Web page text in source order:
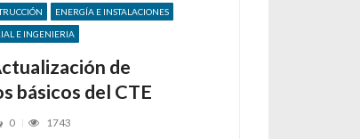
ENERGÍA E INSTALACIONES
E INGENIERIA
de
básicos del CTE
0 1743